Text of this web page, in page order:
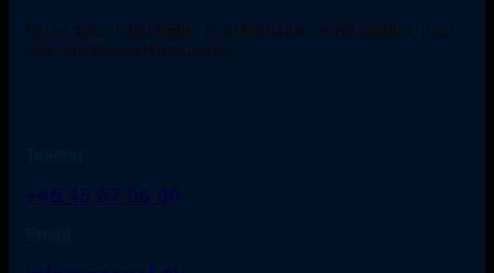
Du er altid velkommen til at kontakte os på telefon, mail
eller via kontaktformularen.